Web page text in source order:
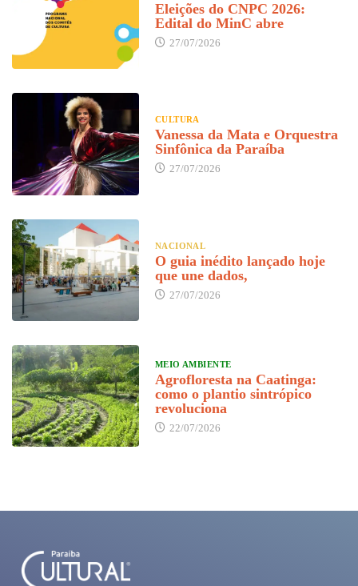
Eleições do CNPC 2026:
Edital do MinC abre
27/07/2026
CULTURA
Vanessa da Mata e Orquestra
Sinfônica da Paraíba
27/07/2026
NACIONAL
O guia inédito lançado hoje
que une dados,
27/07/2026
MEIO AMBIENTE
Agrofloresta na Caatinga:
como o plantio sintrópico
revoluciona
22/07/2026